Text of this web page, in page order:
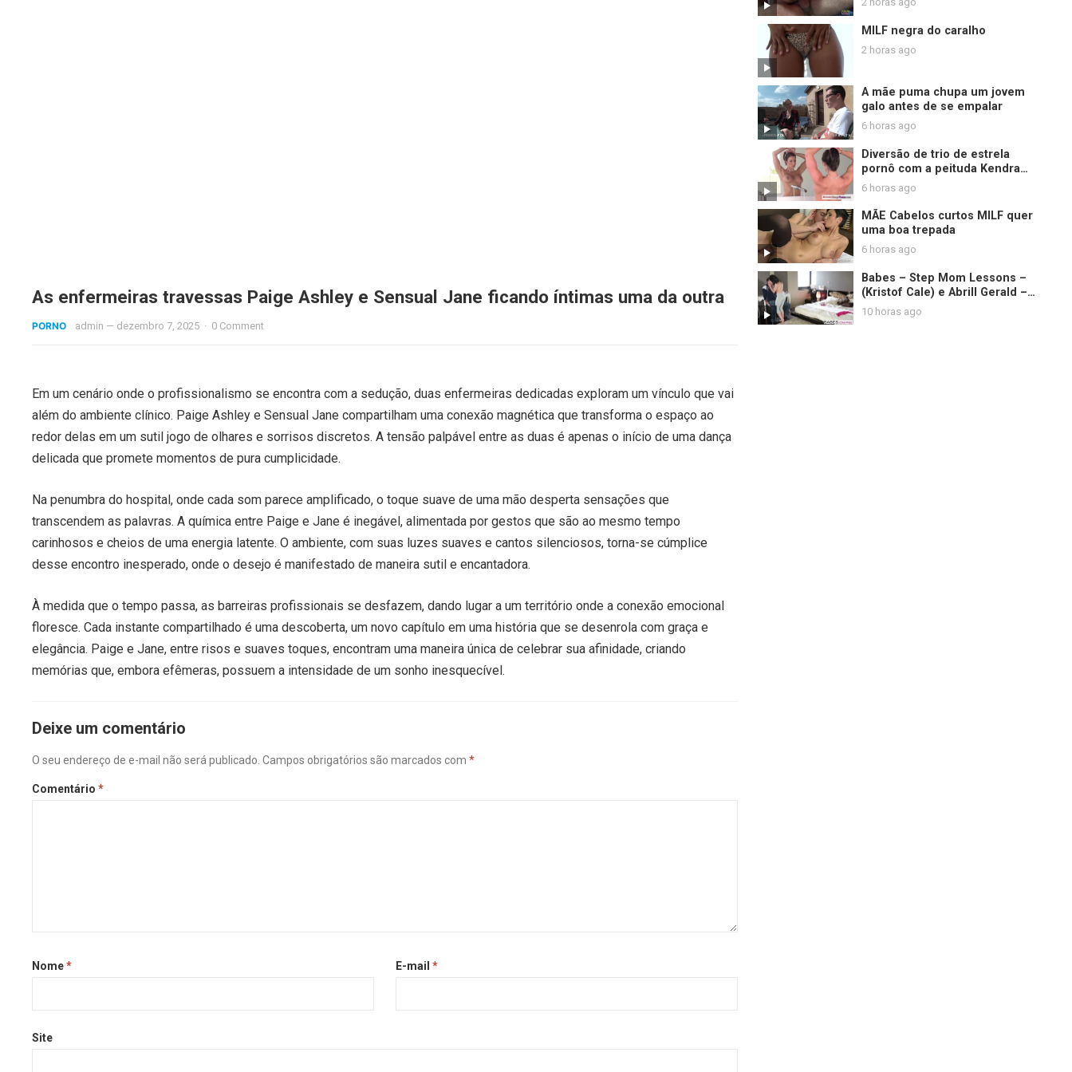
As enfermeiras travessas Paige Ashley e Sensual Jane ficando íntimas uma da outra
PORNO admin — dezembro 7, 2025 · 0 Comment
Em um cenário onde o profissionalismo se encontra com a sedução, duas enfermeiras dedicadas exploram um vínculo que vai
além do ambiente clínico. Paige Ashley e Sensual Jane compartilham uma conexão magnética que transforma o espaço ao
redor delas em um sutil jogo de olhares e sorrisos discretos. A tensão palpável entre as duas é apenas o início de uma dança
delicada que promete momentos de pura cumplicidade.
Na penumbra do hospital, onde cada som parece amplificado, o toque suave de uma mão desperta sensações que
transcendem as palavras. A química entre Paige e Jane é inegável, alimentada por gestos que são ao mesmo tempo
carinhosos e cheios de uma energia latente. O ambiente, com suas luzes suaves e cantos silenciosos, torna-se cúmplice
desse encontro inesperado, onde o desejo é manifestado de maneira sutil e encantadora.
À medida que o tempo passa, as barreiras profissionais se desfazem, dando lugar a um território onde a conexão emocional
floresce. Cada instante compartilhado é uma descoberta, um novo capítulo em uma história que se desenrola com graça e
elegância. Paige e Jane, entre risos e suaves toques, encontram uma maneira única de celebrar sua afinidade, criando
memórias que, embora efêmeras, possuem a intensidade de um sonho inesquecível.
Deixe um comentário
O seu endereço de e-mail não será publicado. Campos obrigatórios são marcados com*
Comentário*
Nome* E-mail *
Site
MILF negra do caralho
2 horas ago
A mãe puma chupa um jovem
galo antes de se empalar
6 horas ago
Diversão de trio de estrela
pornô com a peituda Kendra
Lust
6 horas ago
MÃE Cabelos curtos MILF quer
uma boa trepada
6 horas ago
Babes – Step Mom Lessons –
(Kristof Cale) e Abrill Gerald –
Mistaken Identity
10 horas ago